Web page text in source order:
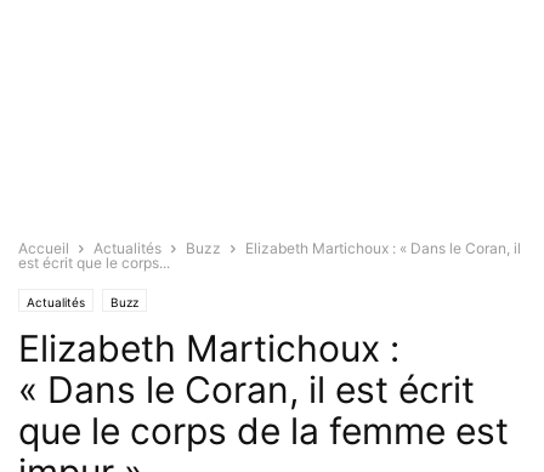
Accueil Actualités Buzz
Elizabeth Martichoux : « Dans le Coran, il
est écrit que le corps...
Actualités Buzz
Elizabeth Martichoux :
« Dans le Coran, il est écrit
que le corps de la femme est